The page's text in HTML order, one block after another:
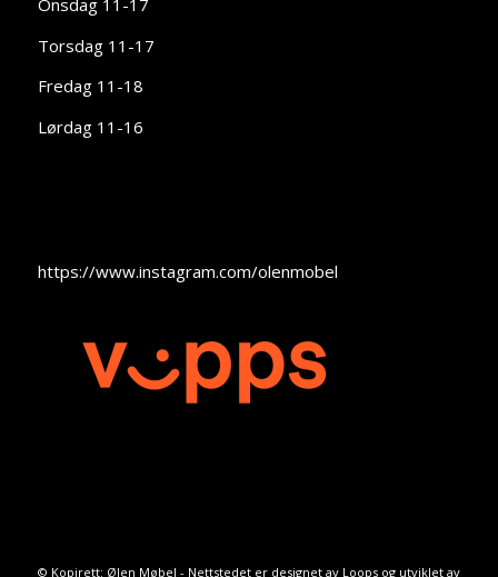
Torsdag 11-17
Fredag 11-18
Lørdag 11-16
https://www.instagram.com/olenmobel
© Kopirett: Ølen Møbel - Nettstedet er designet av Loopsog utviklet av